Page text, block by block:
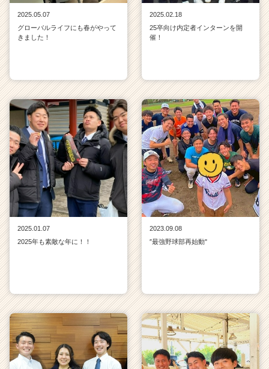
2025.05.07
グローバルライフにも春がやって
きました！
2025.02.18
25卒向け内定者インターンを開
催！
2025.01.07
2025年も素敵な年に！！
2023.09.08
″最強野球部再始動"